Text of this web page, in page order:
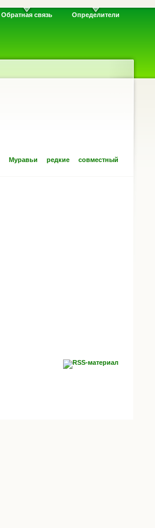
Обратная связь Определители
Муравьи редкие совместный